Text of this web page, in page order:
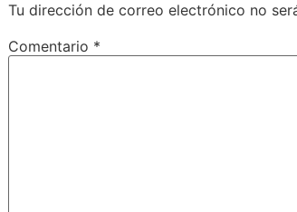
Tu dirección de correo electrónico no
Comentario *